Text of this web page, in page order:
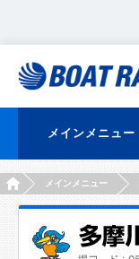
メインメニュー
HOMEメインメニュー